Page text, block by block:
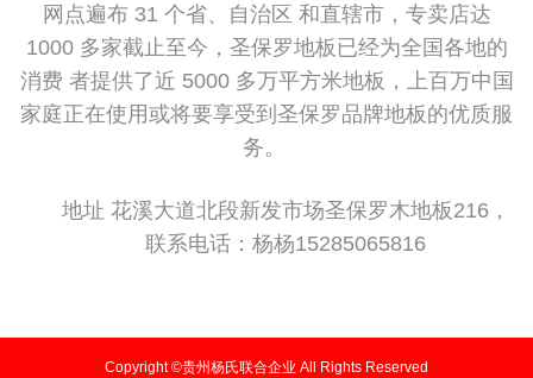
网点遍布 31 个省、自治区 和直辖市，专卖店达
1000 多家截止至今，圣保罗地板已经为全国各地的
消费 者提供了近 5000 多万平方米地板，上百万中国
家庭正在使用或将要享受到圣保罗品牌地板的优质服
务。
地址 花溪大道北段新发市场圣保罗木地板216，
联系电话：杨杨15285065816
Copyright ©贵州杨氏联合企业 All Rights Reserved